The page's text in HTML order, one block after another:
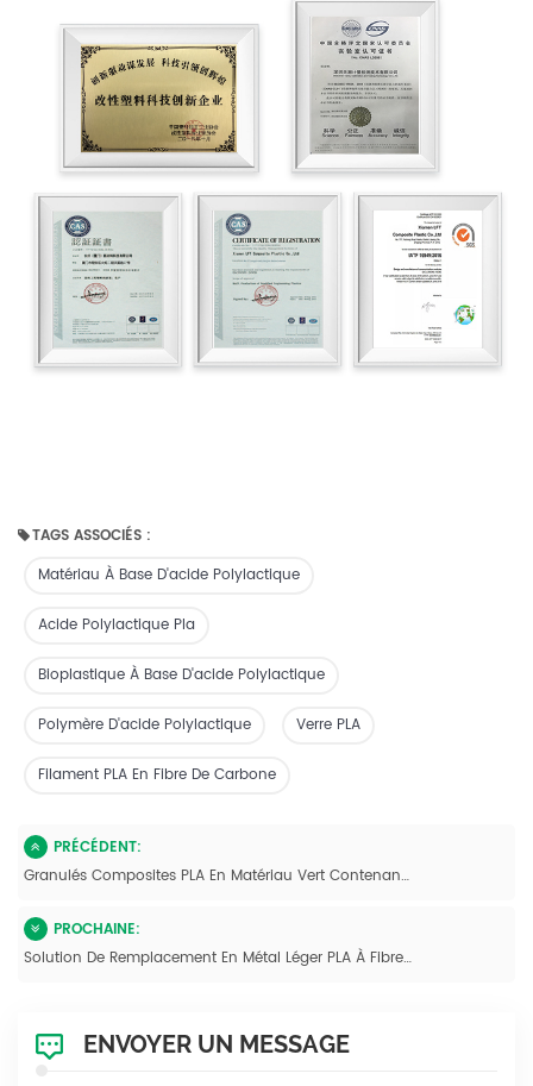
TAGS ASSOCIÉS :
Matériau À Base D'acide Polylactique
Acide Polylactique Pla
Bioplastique À Base D'acide Polylactique
Polymère D'acide Polylactique Verre PLA
Filament PLA En Fibre De Carbone
PRÉCÉDENT:
Granulés Composites PLA En Matériau Vert Contenant 20 À 60 % De Fibres De Verre Longues
PROCHAINE:
Solution De Remplacement En Métal Léger PLA À Fibres Longues Hautes Performances
ENVOYER UN MESSAGE